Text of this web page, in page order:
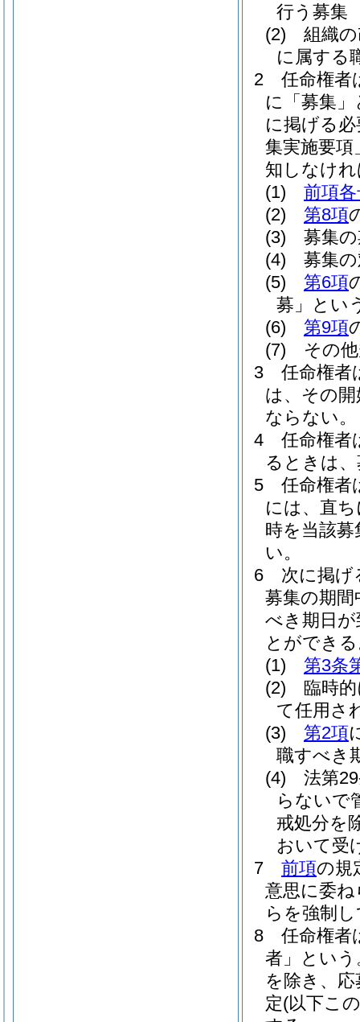
行う募集
(2)
組織
に属する
2
任命権者
に「募集
に掲げる
集実施要
知しなけ
(1)
前項
(2)
第8項
(3)
募集
(4)
募集
(5)
第6項
募」とい
(6)
第9項
(7)
その
3
任命権者
は、その
ならない。
4
任命権者
るときは
5
任命権者
には、直
時を当該
い。
6
次に掲げ
募集の期
べき期日
とができ
(1)
第3条
(2)
臨時
て任用さ
(3)
第2項
職すべき
(4)
法第
らないで
戒処分を
おいて受
7
前項の規
意思に委
らを強制
8
任命権者
者」という
を除き、
定(以下こ